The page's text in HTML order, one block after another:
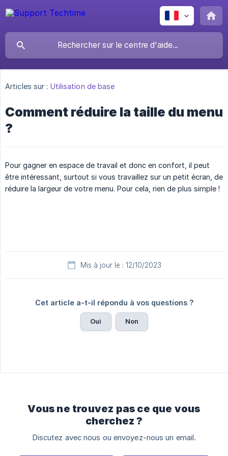
Articles sur : Utilisation de base
Comment réduire la taille du menu
?
Pour gagner en espace de travail et donc en confort, il peut
être intéressant, surtout si vous travaillez sur un petit écran, de
réduire la largeur de votre menu. Pour cela, rien de plus simple !
Mis à jour le : 12/10/2023
Cet article a-t-il répondu à vos questions ?
Oui Non
Vous ne trouvez pas ce que vous
cherchez ?
Discutez avec nous ou envoyez-nous un email.